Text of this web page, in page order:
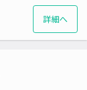
詳細へ